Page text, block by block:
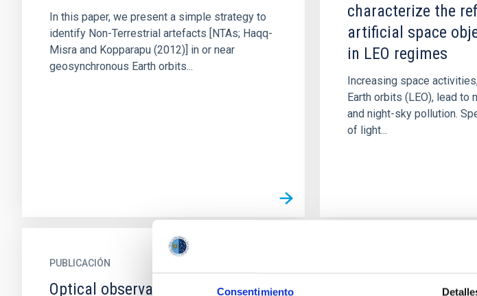
Consentimiento
In this paper, we present a simple strategy to
identify Non-Terrestrial artefacts [NTAs; Haqq-
Misra and Kopparapu (2012)] in or near
geosynchronous Earth orbits...
characterize the
artificial space
in LEO regimes
Increasing space
Earth orbits (LEO), lead to
and night-sky pollution.
of light...
PUBLICACIÓN
Optical observations of space
Spectroscopy of